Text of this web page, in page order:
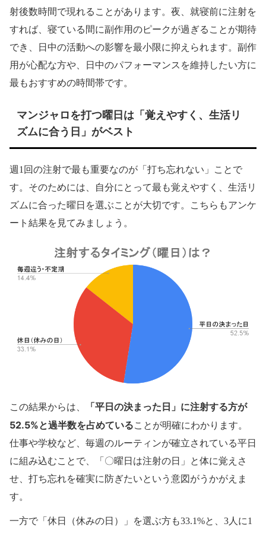
射後数時間で現れることがあります。夜、就寝前に注射を
すれば、寝ている間に副作用のピークが過ぎることが期待
でき、日中の活動への影響を最小限に抑えられます。副作
用が心配な方や、日中のパフォーマンスを維持したい方に
最もおすすめの時間帯です。
マンジャロを打つ曜日は「覚えやすく、生活リ
ズムに合う日」がベスト
週1回の注射で最も重要なのが「打ち忘れない」ことで
す。そのためには、自分にとって最も覚えやすく、生活リ
ズムに合った曜日を選ぶことが大切です。こちらもアンケ
ート結果を見てみましょう。
この結果からは、
「平日の決まった日」に注射する方が
52.5%と過半数を占めていることが明確にわかります。
仕事や学校など、毎週のルーティンが確立されている平日
に組み込むことで、「〇曜日は注射の日」と体に覚えさ
せ、打ち忘れを確実に防ぎたいという意図がうかがえま
す。
一方で「休日（休みの日）」を選ぶ方も33.1%と、3人に1